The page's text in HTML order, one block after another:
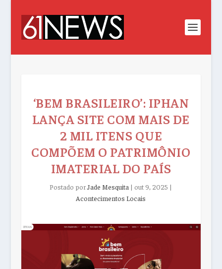
‘BEM BRASILEIRO’: IPHAN
LANÇA SITE COM MAIS DE
2 MIL ITENS QUE
COMPÕEM O PATRIMÔNIO
IMATERIAL DO PAÍS
Postado porJade Mesquita |out 9, 2025 |
Acontecimentos Locais